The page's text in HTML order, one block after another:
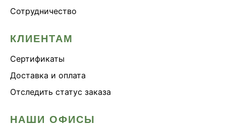
Орех чёрный
Острое зрение
Природный антибиотик
Сотрудничество
КЛИЕНТАМ
Сертификаты
Доставка и оплата
Отследить статус заказа
НАШИ ОФИСЫ